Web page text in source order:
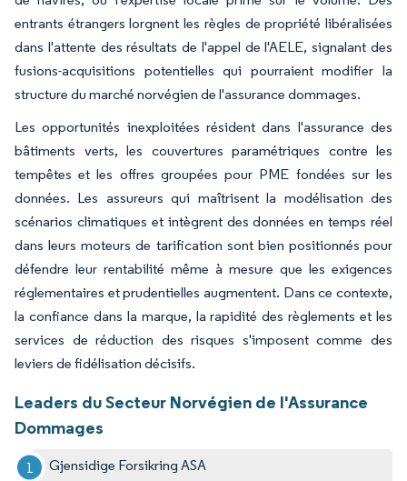
entrants étrangers lorgnent les règles de propriété libéralisées
dans l'attente des résultats de l'appel de l'AELE, signalant des
fusions-acquisitions potentielles qui pourraient modifier la
structure du marché norvégien de l'assurance dommages.
Les opportunités inexploitées résident dans l'assurance des
bâtiments verts, les couvertures paramétriques contre les
tempêtes et les offres groupées pour PME fondées sur les
données. Les assureurs qui maîtrisent la modélisation des
scénarios climatiques et intègrent des données en temps réel
dans leurs moteurs de tarification sont bien positionnés pour
défendre leur rentabilité même à mesure que les exigences
réglementaires et prudentielles augmentent. Dans ce contexte,
la confiance dans la marque, la rapidité des règlements et les
services de réduction des risques s'imposent comme des
leviers de fidélisation décisifs.
Leaders du Secteur Norvégien de l'Assurance
Dommages
Gjensidige Forsikring ASA